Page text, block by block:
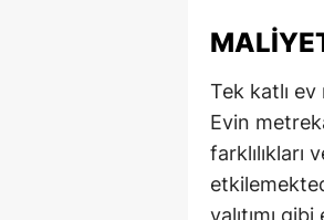
Tek katlı
Evin
yalıtımı